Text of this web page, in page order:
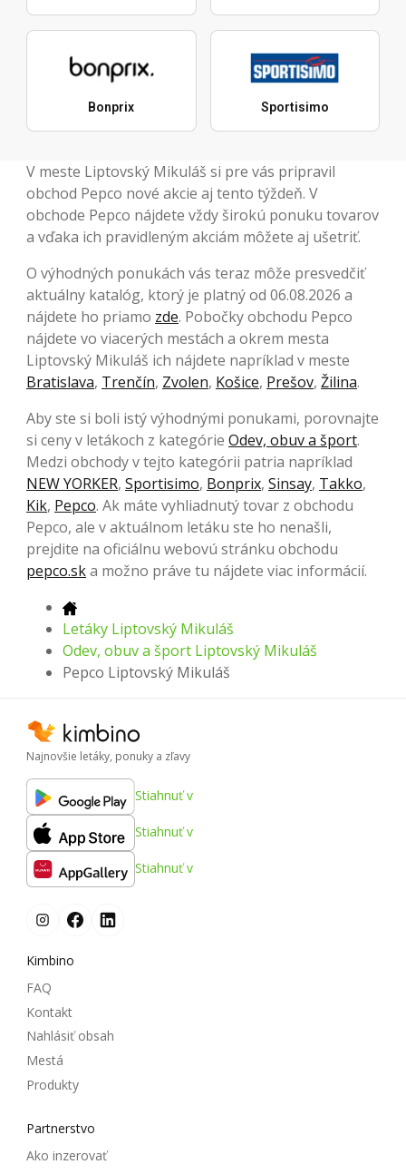
Bonprix Sportisimo
V meste Liptovský Mikuláš si pre vás pripravil
obchod Pepco nové akcie aj tento týždeň. V
obchode Pepco nájdete vždy širokú ponuku tovarov
a vďaka ich pravidleným akciám môžete aj ušetriť.
O výhodných ponukách vás teraz môže presvedčiť
aktuálny katalóg, ktorý je platný od 06.08.2026 a
nájdete ho priamo zde. Pobočky obchodu Pepco
nájdete vo viacerých mestách a okrem mesta
Liptovský Mikuláš ich nájdete napríklad v meste
Bratislava, Trenčín, Zvolen, Košice, Prešov, Žilina.
Aby ste si boli istý výhodnými ponukami, porovnajte
si ceny v letákoch z kategórie Odev, obuv a šport.
Medzi obchody v tejto kategórii patria napríklad
NEW YORKER, Sportisimo, Bonprix, Sinsay, Takko,
Kik, Pepco. Ak máte vyhliadnutý tovar z obchodu
Pepco, ale v aktuálnom letáku ste ho nenašli,
prejdite na oficiálnu webovú stránku obchodu
pepco.ska možno práve tu nájdete viac informácií.
Letáky Liptovský Mikuláš
Odev, obuv a šport Liptovský Mikuláš
Pepco Liptovský Mikuláš
Najnovšie letáky, ponuky a zľavy
Stiahnuť v
Stiahnuť v
Stiahnuť v
Kimbino
FAQ
Kontakt
Nahlásiť obsah
Mestá
Produkty
Partnerstvo
Ako inzerovať